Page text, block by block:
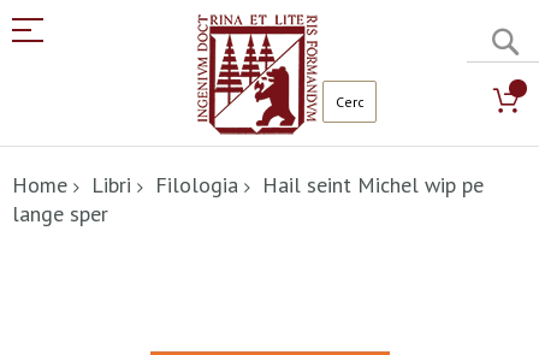
al
contenuto
Home Libri Filologia
Hail seint Michel wip pe
lange sper